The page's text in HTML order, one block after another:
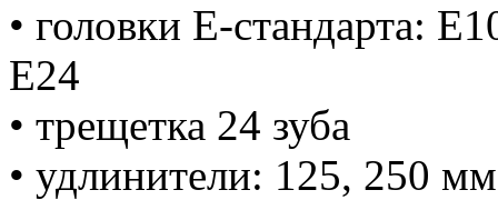
• головки Е-стандарта:
E24
• трещетка 24 зуба
• удлинители: 125, 250 мм